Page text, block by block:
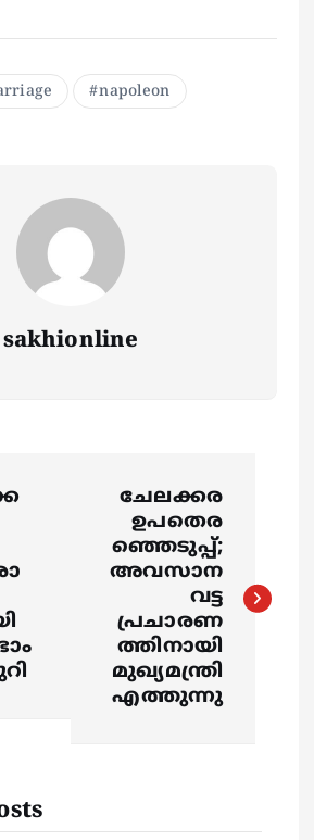
napoleon
sakhionline
ചേലക്കര
ഉപതെര
ഞ്ഞെടുപ്പ്;
അവസാന
വട്ട
പ്രചാരണ
ത്തിനായി
മുഖ്യമന്ത്രി
എത്തുന്നു